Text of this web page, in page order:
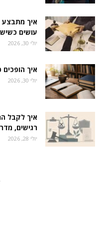
איך מתבצע
עושים
יולי 30, 2026
איך
יולי 30, 2026
איך לקבל
רגישים,
יולי 28, 2026